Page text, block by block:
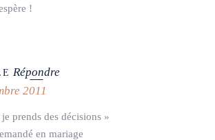
!
Répondre
2011
prends des décisions »
en mariage